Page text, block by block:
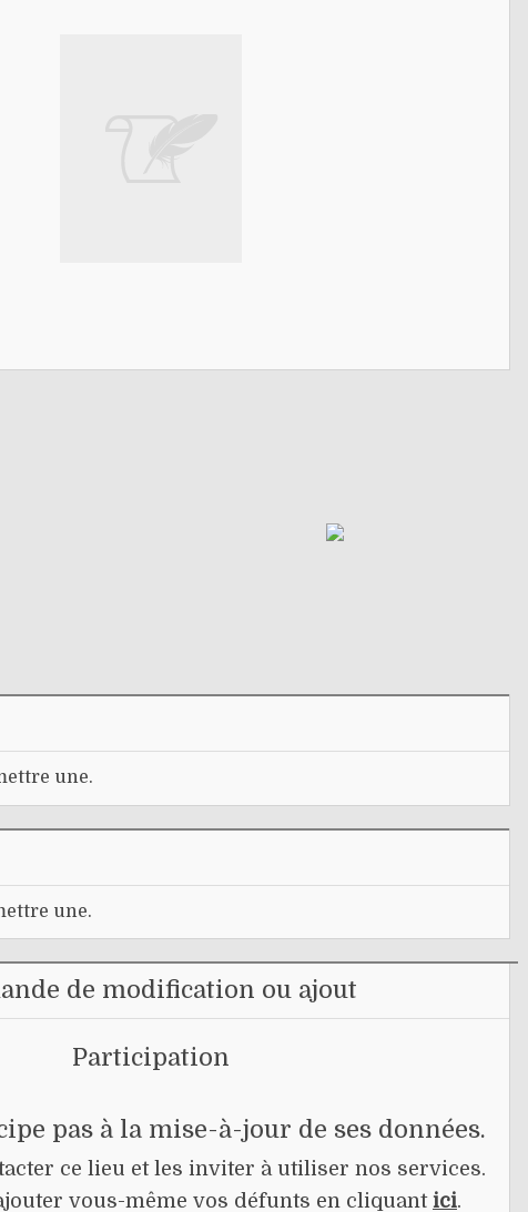
une.
une.
de modification ou ajout
Participation
pas à la mise-à-jour de ses données.
ce lieu et les inviter à utiliser nos services.
vous-même vos défunts en cliquant ici.